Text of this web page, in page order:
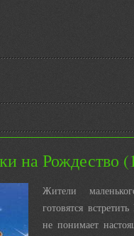
на Рождество
Жители
готовятся
не понимает